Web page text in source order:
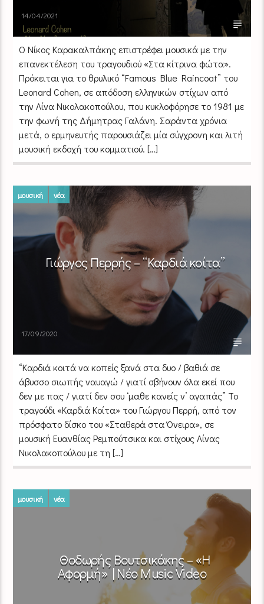
14/04/2021
Ο Νίκος Καρακαλπάκης επιστρέφει μουσικά με την
επανεκτέλεση του τραγουδιού «Στα κίτρινα φώτα».
Πρόκειται για το θρυλικό “Famous Blue Raincoat” του
Leonard Cohen, σε απόδοση ελληνικών στίχων από
την Λίνα Νικολακοπούλου, που κυκλοφόρησε το 1981 με
την φωνή της Δήμητρας Γαλάνη. Σαράντα χρόνια
μετά, ο ερμηνευτής παρουσιάζει μία σύγχρονη και λιτή
μουσική εκδοχή του κομματιού. […]
μουσική νέα
Γιώργος Περρής – “Καρδιά κοίτα”
17/09/2020
“Καρδιά κοιτά να κοπείς ξανά στα δυο / βαθιά σε
άβυσσο σιωπής ναυαγώ / γιατί σβήνουν όλα εκεί που
δεν με πας / γιατί δεν σου ‘μαθε κανείς ν’ αγαπάς” Το
τραγούδι «Καρδιά Κοίτα» του Γιώργου Περρή, από τον
πρόσφατο δίσκο του «Σταθερά στα Όνειρα», σε
μουσική Ευανθίας Ρεμπούτσικα και στίχους Λίνας
Νικολακοπούλου με τη […]
μουσική νέα
Θοδωρής Βουτσικάκης – «Η
Αφορμή» | Νέο Music Video